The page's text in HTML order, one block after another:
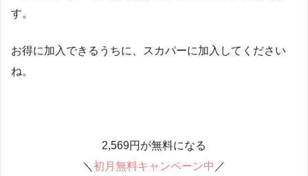
す。
お得に加入できるうちに、スカパーに加入してください
ね。
2,569円が無料になる
＼ 初月無料キャンペーン中 ／